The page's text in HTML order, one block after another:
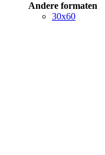
Andere formaten
30x60